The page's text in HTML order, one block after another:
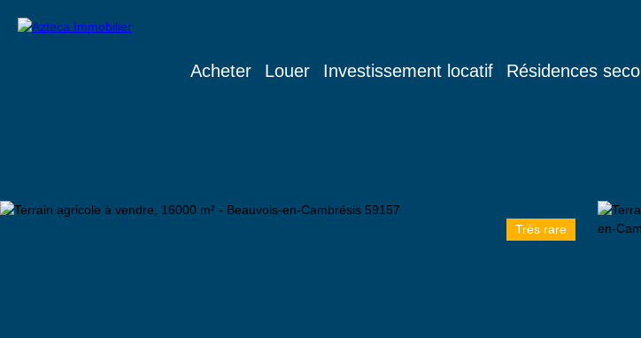
Acheter Louer Investissement locatif Résidences
Très rare